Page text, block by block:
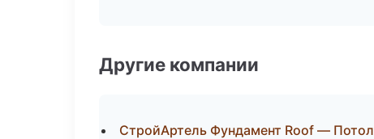
Другие компании
СтройАртель Фундамент Roof —